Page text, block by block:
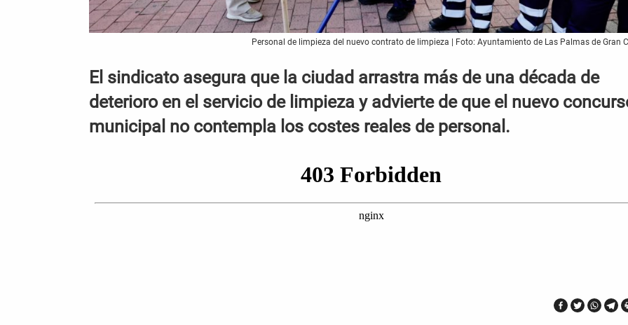
Personal de limpieza del nuevo contrato de limpieza | Foto: Ayuntamiento de Las Palmas de Gran
El sindicato asegura que la ciudad arrastra más de una década de
deterioro en el servicio de limpieza y advierte de que el nuevo
municipal no contempla los costes reales de personal.